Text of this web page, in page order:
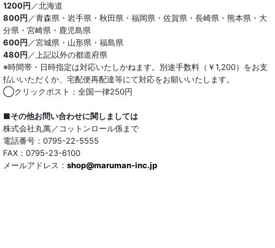
ポリエステル混
テンセル混
キュプラ/レーヨン混
シルク混
ウール混
トリアセテート混
サッカー/クレープ
1200円 ／北海道
800円 ／青森県・岩手県・秋田県・福岡県・佐賀県・長崎県・熊本県・大
分県・宮崎県・鹿児島県
600円 ／宮城県・山形県・福島県
480円 ／上記以外の都道府県
※時間帯・日時指定は対応いたしかねます。別途手数料（￥1,200）をお支
払いいただくか、宅配便再配達等にて対応をお願いいたします。
◯クリックポスト：全国一律250円
■その他お問い合わせに関しましては
株式会社丸萬／コットンロール係まで
電話番号：0795-22-5555
FAX：0795-23-6100
メールアドレス： shop@maruman-inc.jp